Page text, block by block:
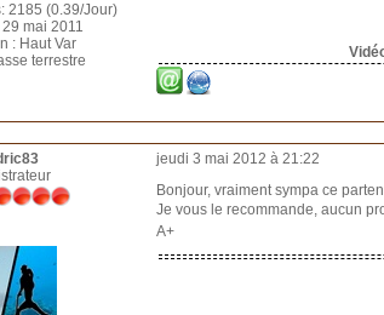
2185 (0.39/Jour)
29 mai 2011
: Haut Var
terrestre
jeudi 3 mai 2012 à 21:22
Bonjour, vraiment sympa ce
Je vous le recommande, aucun
A+